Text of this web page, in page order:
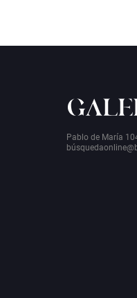
Pablo de María
bú